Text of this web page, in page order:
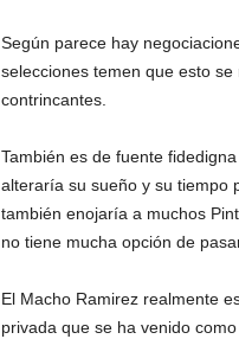
Según parece hay
selecciones temen que esto
contrincantes.
También es de fuente
alteraría su sueño y su tiempo
también enojaría a muchos
no tiene mucha opción de
El Macho Ramirez realmente
privada que se ha venido